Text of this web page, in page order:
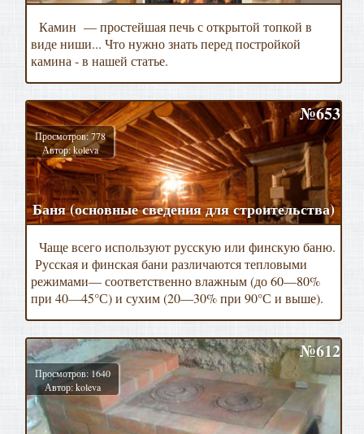
Камин — простейшая печь с открытой топкой в
виде ниши... Что нужно знать перед постройкой
камина - в нашей статье.
№653
Просмотров: 778
Автор: koleva
Баня (основные сведения для строительства)
Чаще всего используют русскую или финскую баню.
Русская и финская бани различаются тепловыми
режимами— соответственно влажным (до 60—80%
при 40—45°С) и сухим (20—30% при 90°С и выше).
№612
Просмотров: 1640
Автор: koleva